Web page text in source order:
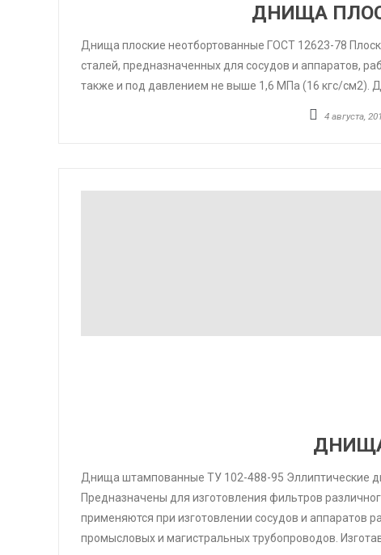
ДНИЩА
Днища плоские неотбортованные ГОСТ 12623-78
сталей, предназначенных для сосудов и аппаратов,
также и под давлением не выше 1,6 МПа (16 кгс/см2).
4 августа,
Днища штампованные ТУ 102-488-95 Эллиптические
Предназначены для изготовления фильтров
применяются при изготовлении сосудов и
промысловых и магистральных трубопроводов.